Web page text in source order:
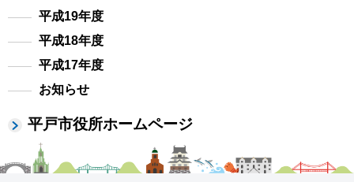
平成19年度
平成18年度
平成17年度
お知らせ
平戸市役所ホームページ